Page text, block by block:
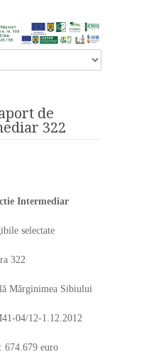
de
322
Intermediar
selectate
322
Mărginimea Sibiului
04/12-1.12.2012
674.679 euro